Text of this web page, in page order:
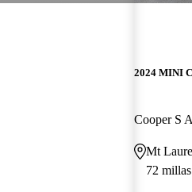
2024 MINI
Cooper S
Mt
72 millas